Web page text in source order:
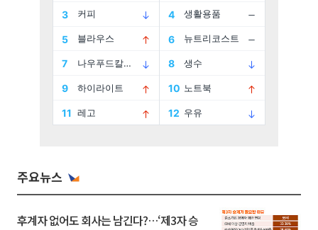
주요뉴스
후계자 없어도 회사는 남긴다?…‘제3자 승